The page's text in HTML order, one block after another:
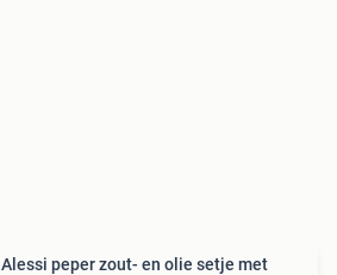
Alessi peper zout- en olie setje met